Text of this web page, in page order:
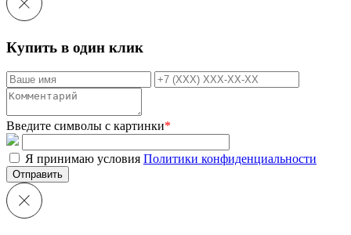
Купить в один клик
Введите символы с картинки*
Я принимаю условия Политики конфиденциальности
Отправить